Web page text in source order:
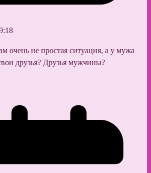
очень не простая ситуация, а у мужа
друзья? Друзья мужчины?